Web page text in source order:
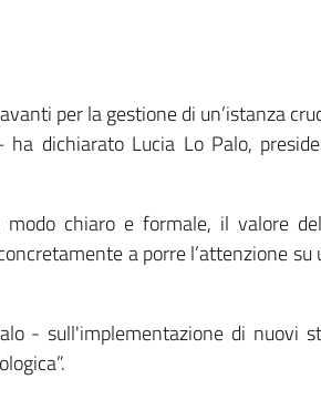
per la gestione di un’istanza
dichiarato Lucia Lo Palo,
chiaro e formale, il valore
a porre l’attenzione
- sull'implementazione di nuovi